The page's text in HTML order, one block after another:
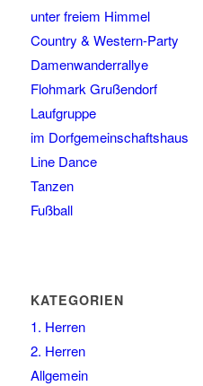
unter freiem Himmel
Country & Western-Party
Damenwanderrallye
Flohmark Grußendorf
Laufgruppe
im Dorfgemeinschaftshaus
Line Dance
Tanzen
Fußball
KATEGORIEN
1. Herren
2. Herren
Allgemein